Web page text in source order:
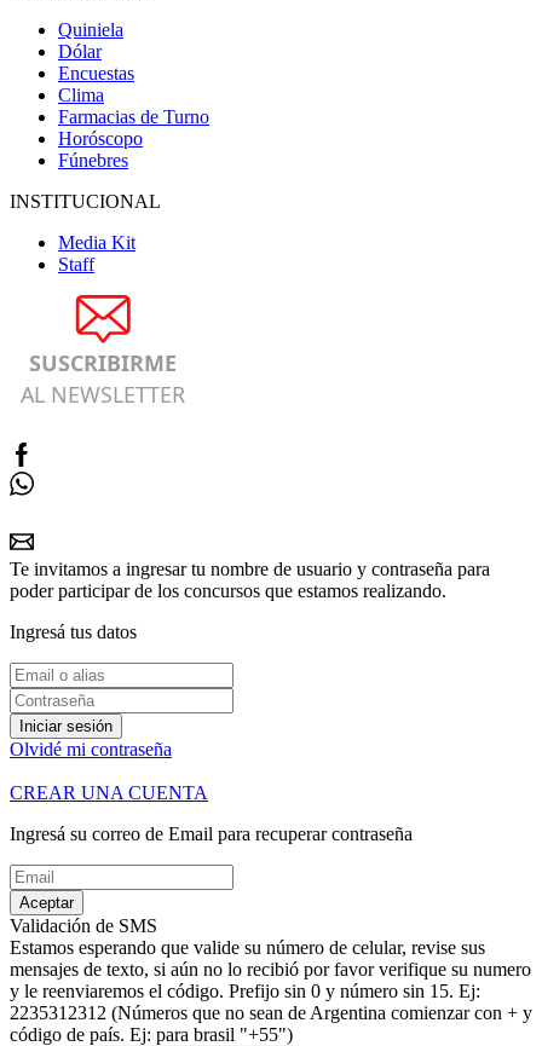
Quiniela
Dólar
Encuestas
Clima
Farmacias de Turno
Horóscopo
Fúnebres
INSTITUCIONAL
Media Kit
Staff
SUSCRIBIRME
AL NEWSLETTER
Te invitamos a ingresar tu nombre de usuario y contraseña para
poder participar de los concursos que estamos realizando.
Ingresá tus datos
Iniciar sesión
Olvidé mi contraseña
CREAR UNA CUENTA
Ingresá su correo de Email para recuperar contraseña
Aceptar
Validación de SMS
Estamos esperando que valide su número de celular, revise sus
mensajes de texto, si aún no lo recibió por favor verifique su numero
y le reenviaremos el código. Prefijo sin 0 y número sin 15. Ej:
2235312312 (Números que no sean de Argentina comienzar con + y
código de país. Ej: para brasil "+55")